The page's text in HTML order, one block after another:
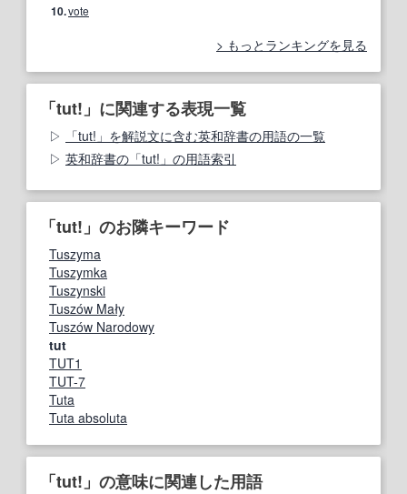
10.vote
もっとランキングを見る
「tut!」に関連する表現一覧
「tut!」を解説文に含む英和辞書の用語の一覧
英和辞書の「tut!」の用語索引
「tut!」のお隣キーワード
Tuszyma
Tuszymka
Tuszynski
Tuszów Mały
Tuszów Narodowy
tut
TUT1
TUT-7
Tuta
Tuta absoluta
「tut!」の意味に関連した用語